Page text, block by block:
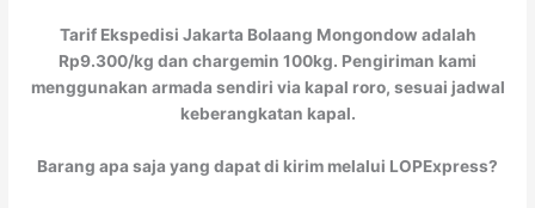
Tarif Ekspedisi Jakarta Bolaang Mongondow adalah
Rp9.300/kg dan chargemin 100kg. Pengiriman kami
menggunakan armada sendiri via kapal roro, sesuai jadwal
keberangkatan kapal.
Barang apa saja yang dapat di kirim melalui LOPExpress?